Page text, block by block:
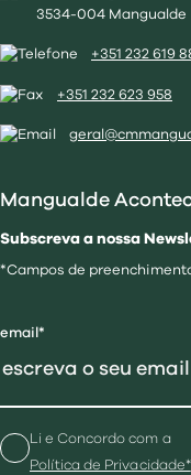
3534-004 Mangualde
+351 232 619
+351 232 623 958
Mangualde
Subscreva a nossa
*Campos de
email*
Li e Concordo com a
Política de Privacidade*